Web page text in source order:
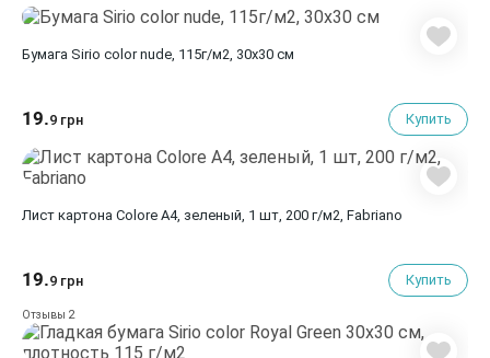
Бумага Sirio color nude, 115г/м2, 30х30 см
19.9 грн Купить
Лист картона Colore A4, зеленый, 1 шт, 200 г/м2, Fabriano
19.9 грн Купить
Отзывы 2